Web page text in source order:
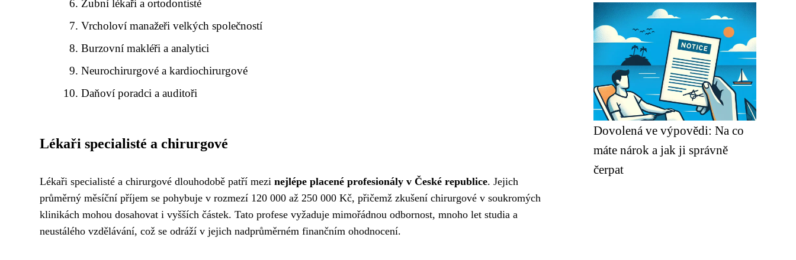
Zubní lékaři a ortodontisté
Vrcholoví manažeři velkých společností
Burzovní makléři a analytici
Neurochirurgové a kardiochirurgové
Daňoví poradci a auditoři
Lékaři specialisté a chirurgové
Lékaři specialisté a chirurgové dlouhodobě patří mezi nejlépe placené profesionály v České republice. Jejich
průměrný měsíční příjem se pohybuje v rozmezí 120 000 až 250 000 Kč, přičemž zkušení chirurgové v soukromých
klinikách mohou dosahovat i vyšších částek. Tato profese vyžaduje mimořádnou odbornost, mnoho let studia a
neustálého vzdělávání, což se odráží v jejich nadprůměrném finančním ohodnocení.
Dovolená ve výpovědi: Na co
máte nárok a jak ji správně
čerpat